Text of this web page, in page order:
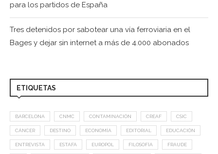
para los partidos de España
Tres detenidos por sabotear una vía ferroviaria en el
Bages y dejar sin internet a más de 4.000 abonados
ETIQUETAS
BARCELONA CNMC CONTAMINACIÓN CREAF CSIC
CÁNCER DESTINO ECONOMÍA EDITORIAL EDUCACIÓN
ENTREVISTA ESTAFA EUROPOL FILOSOFÍA FRAUDE